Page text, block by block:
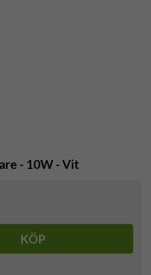
- 10W - Vit
KÖP